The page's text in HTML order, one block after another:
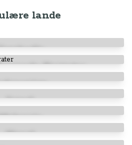
lande
Emirater
Israel
Nepal